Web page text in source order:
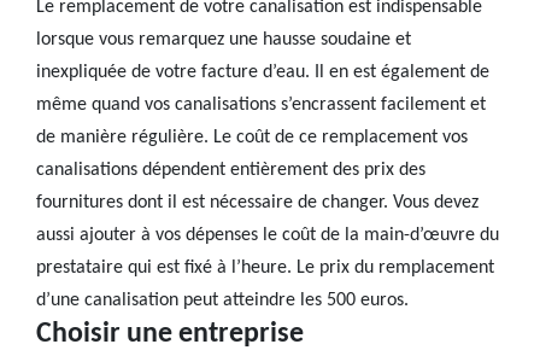
Le remplacement de votre canalisation est indispensable
lorsque vous remarquez une hausse soudaine et
inexpliquée de votre facture d’eau. Il en est également de
même quand vos canalisations s’encrassent facilement et
de manière régulière. Le coût de ce remplacement vos
canalisations dépendent entièrement des prix des
fournitures dont il est nécessaire de changer. Vous devez
aussi ajouter à vos dépenses le coût de la main-d’œuvre du
prestataire qui est fixé à l’heure. Le prix du remplacement
d’une canalisation peut atteindre les 500 euros.
Choisir une entreprise